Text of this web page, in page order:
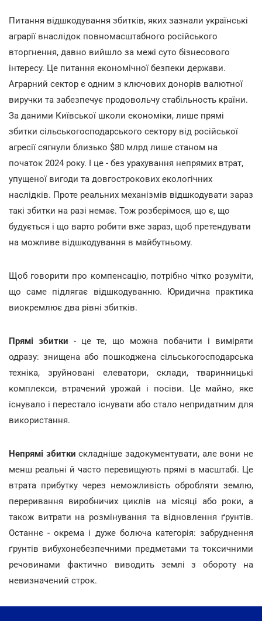
Питання відшкодування збитків, яких зазнали українські
аграрії внаслідок повномасштабного російського
вторгнення, давно вийшло за межі суто бізнесового
інтересу. Це питання економічної безпеки держави.
Аграрний сектор є одним з ключових донорів валютної
виручки та забезпечує продовольчу стабільность країни.
За даними Київської школи економіки, лише прямі
збитки сільськогосподарського сектору від російської
агресії сягнули близько $80 млрд лише станом на
початок 2024 року. І це - без урахування непрямих втрат,
упущеної вигоди та довгострокових екологічних
наслідків. Проте реальних механізмів відшкодувати зараз
такі збитки на разі немає. Тож розберімося, що є, що
будується і що варто робити вже зараз, щоб претендувати
на можливе відшкодування в майбутньому.
Щоб говорити про компенсацію, потрібно чітко розуміти,
що саме підлягає відшкодуванню. Юридична практика
виокремлює два рівні збитків.
Прямі збитки- це те, що можна побачити і виміряти
одразу: знищена або пошкоджена сільськогосподарська
техніка, зруйновані елеватори, склади, тваринницькі
комплекси, втрачений урожай і посіви. Це майно, яке
існувало і перестало існувати або стало непридатним для
використання.
Непрямі збитки складніше задокументувати, але вони не
менш реальні й часто перевищують прямі в масштабі. Це
втрата прибутку через неможливість обробляти землю,
переривання виробничих циклів на місяці або роки, а
також витрати на розмінування та відновлення ґрунтів.
Останнє - окрема і дуже болюча категорія: забруднення
ґрунтів вибухонебезпечними предметами та токсичними
речовинами фактично виводить землі з обороту на
невизначений строк.